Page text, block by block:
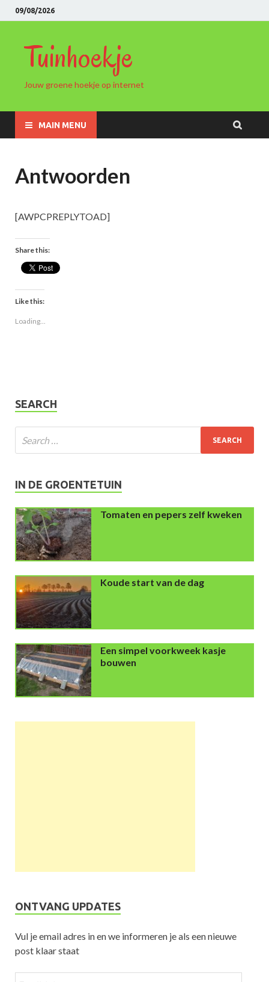
09/08/2026
Tuinhoekje
Jouw groene hoekje op internet
MAIN MENU
Antwoorden
[AWPCPREPLYTOAD]
Share this:
Like this:
Loading...
SEARCH
IN DE GROENTETUIN
Tomaten en pepers zelf kweken
Koude start van de dag
Een simpel voorkweek kasje
bouwen
ONTVANG UPDATES
Vul je email adres in en we informeren je als een nieuwe
post klaar staat